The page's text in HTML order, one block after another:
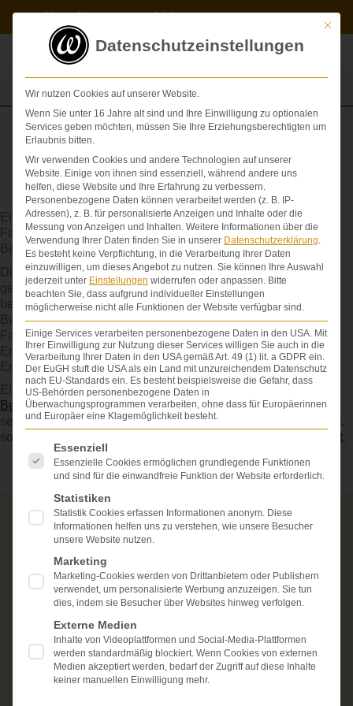
springen
Kontakt Videos
Behandlungsfehler: Definition, Erklärung des
Fachbegriffs und Tipps
Ein B. bezeichnet das Abweichen von den medizinischen
Facharztstandards, nach denen ein Arzt dem Patienten die
Behandlung schuldet (§ 630a Abs. 2 BGB).
Die medizinischen Facharztstandards geben vor, wie ein
gewissenhafter und aufmerksamer Arzt aus der
berufsfachlichen Sicht seines Fachbereichs im Zeitpunkt der
Behandlung seinen Patienten behandeln muss. Die
Facharztstandards reflektieren die naturwissenschaftlichen
Erkenntnisse und die ärztlichen Erfahrungen, die sich in der
Erprobung bewährt haben.
Ein grober (besonders schwerer) führt zu einer Umkehr der
Beweislast, so dass nicht der Patient beweisen muss, dass
sein Gesundheitsschaden auf dem Behandlungsfehler beruht,
sondern der Arzt muss Gegenteil beweisen, siehe:
Kausalität
Über die Schmerzensgeld-Spezialisten
Seit über 25 Jahren vertreten wir als Fachanwälte
ausschließlich Geschädigte bei schweren
Personenschäden. Wir verfügen über ausgewiesene
Erfahrung im Arzthaftungsrecht, bei Unfallfolgen und
bei der Durchsetzung von Schmerzensgeld- und
Schadensersatzansprüchen.
Ihr Recht steht für uns
im Mittelpunkt.
Mehr erfahren:
Mit
Datenschutzeinstellungen
Wir nutzen Cookies auf unserer Website.
Wenn Sie unter 16 Jahre alt sind und Ihre Einwilligung zu optionalen
Services geben möchten, müssen Sie Ihre Erziehungsberechtigten um
Erlaubnis bitten.
Wir verwenden Cookies und andere Technologien auf unserer
Website. Einige von ihnen sind essenziell, während andere uns
helfen, diese Website und Ihre Erfahrung zu verbessern.
Personenbezogene Daten können verarbeitet werden (z. B. IP-
Adressen), z. B. für personalisierte Anzeigen und Inhalte oder die
Messung von Anzeigen und Inhalten. Weitere Informationen über die
Verwendung Ihrer Daten finden Sie in unserer Datenschutzerklärung.
Es besteht keine Verpflichtung, in die Verarbeitung Ihrer Daten
einzuwilligen, um dieses Angebot zu nutzen. Sie können Ihre Auswahl
jederzeit unter Einstellungen widerrufen oder anpassen. Bitte
beachten Sie, dass aufgrund individueller Einstellungen
möglicherweise nicht alle Funktionen der Website verfügbar sind.
Einige Services verarbeiten personenbezogene Daten in den USA. Mit
Ihrer Einwilligung zur Nutzung dieser Services willigen Sie auch in die
Verarbeitung Ihrer Daten in den USA gemäß Art. 49 (1) lit. a GDPR ein.
Der EuGH stuft die USA als ein Land mit unzureichendem Datenschutz
nach EU-Standards ein. Es besteht beispielsweise die Gefahr, dass
US-Behörden personenbezogene Daten in
Überwachungsprogrammen verarbeiten, ohne dass für Europäerinnen
und Europäer eine Klagemöglichkeit besteht.
Es folgt eine Liste der Service-Gruppen, für die eine
Essenziell
Essenzielle Cookies ermöglichen grundlegende Funktionen
und sind für die einwandfreie Funktion der Website erforderlich.
Statistiken
Statistik Cookies erfassen Informationen anonym. Diese
Informationen helfen uns zu verstehen, wie unsere Besucher
unsere Website nutzen.
Marketing
Marketing-Cookies werden von Drittanbietern oder Publishern
verwendet, um personalisierte Werbung anzuzeigen. Sie tun
dies, indem sie Besucher über Websites hinweg verfolgen.
Externe Medien
Inhalte von Videoplattformen und Social-Media-Plattformen
werden standardmäßig blockiert. Wenn Cookies von externen
Medien akzeptiert werden, bedarf der Zugriff auf diese Inhalte
keiner manuellen Einwilligung mehr.